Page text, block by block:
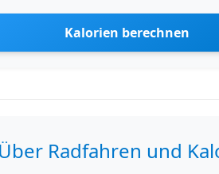
Kalorien berechnen
Über Radfahren und